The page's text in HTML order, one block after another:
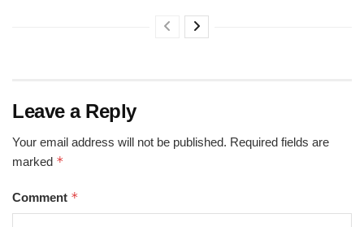
Leave a Reply
Your email address will not be published. Required fields are
marked *
Comment *